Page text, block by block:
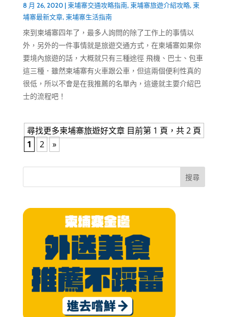
8 月 26, 2020|柬埔寨交通攻略指南,柬埔寨旅遊介紹攻略,柬
埔寨最新文章,柬埔寨生活指南
來到柬埔寨四年了，最多人詢問的除了工作上的事情以
外，另外的一件事情就是旅遊交通方式，在柬埔寨如果你
要境內旅遊的話，大概就只有三種途徑 飛機、巴士、包車
這三種．雖然柬埔寨有火車跟公車，但這兩個便利性真的
很低，所以不會是在我推薦的名單內，這邊就主要介紹巴
士的流程吧！
尋找更多柬埔寨旅遊好文章 目前第 1 頁，共 2 頁
1
2 »